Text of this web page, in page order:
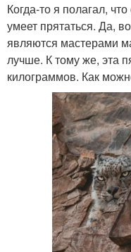
Когда-то я полагал,
умеет прятаться. Да,
являются мастерами
лучше. К тому же, эта
килограммов. Как